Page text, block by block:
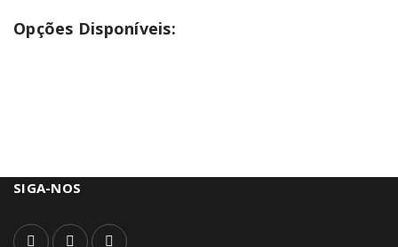
Opções Disponíveis:
SIGA-NOS